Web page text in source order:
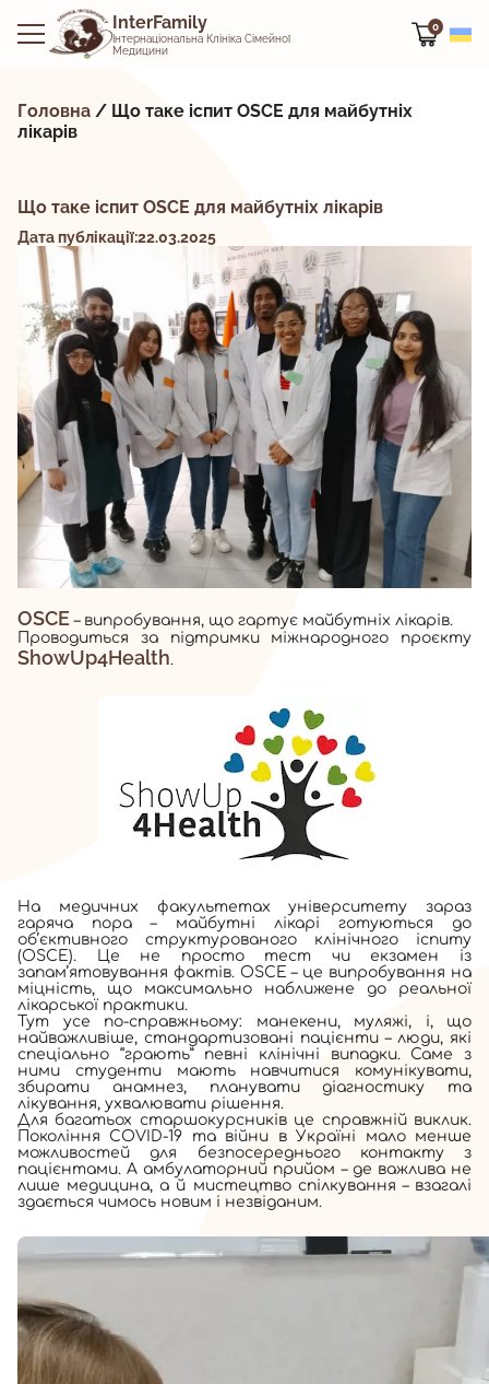
InterFamily
Інтернаціональна Клініка Сімейної
Медицини
0
Головна / Що таке іспит OSCE для майбутніх
лікарів
Що таке іспит OSCE для майбутніх лікарів
Дата публікації:22.03.2025
OSCE – випробування, що гартує майбутніх лікарів.
Проводиться за підтримки міжнародного проєкту
ShowUp4Health.
На медичних факультетах університету зараз
гаряча пора – майбутні лікарі готуються до
об’єктивного структурованого клінічного іспиту
(OSCE). Це не просто тест чи екзамен із
запам’ятовування фактів. OSCE – це випробування на
міцність, що максимально наближене до реальної
лікарської практики.
Тут усе по-справжньому: манекени, муляжі, і, що
найважливіше, стандартизовані пацієнти – люди, які
спеціально “грають” певні клінічні випадки. Саме з
ними студенти мають навчитися комунікувати,
збирати анамнез, планувати діагностику та
лікування, ухвалювати рішення.
Для багатьох старшокурсників це справжній виклик.
Покоління COVID-19 та війни в Україні мало менше
можливостей для безпосереднього контакту з
пацієнтами. А амбулаторний прийом – де важлива не
лише медицина, а й мистецтво спілкування – взагалі
здається чимось новим і незвіданим.